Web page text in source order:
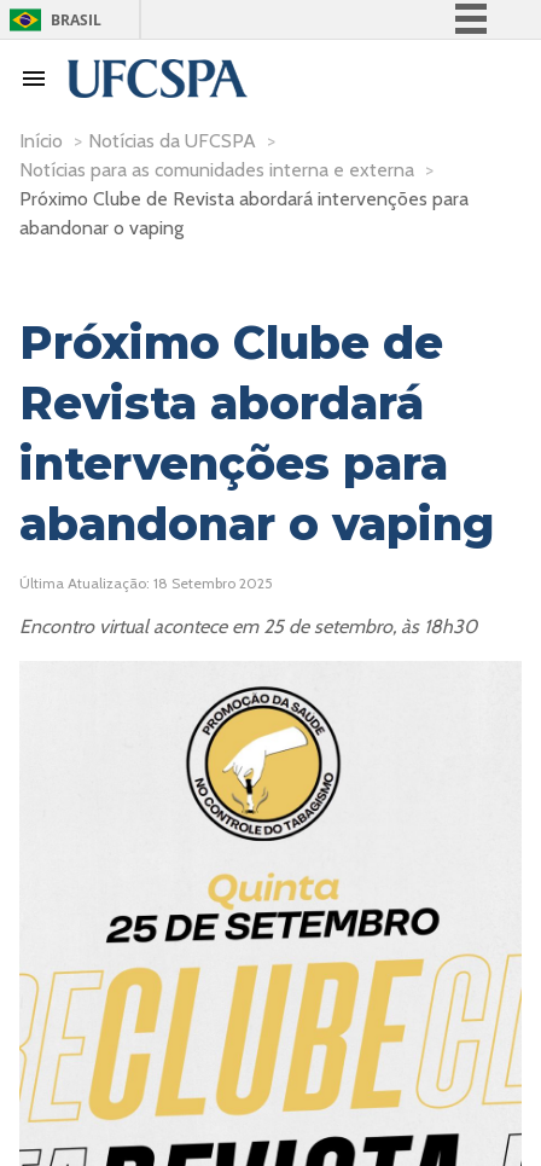
BRASIL
Acesso à informação
Legislação
Início > Notícias da UFCSPA >
Notícias para as comunidades interna e externa >
Próximo Clube de Revista abordará intervenções para
abandonar o vaping
Próximo Clube de
Revista abordará
intervenções para
abandonar o vaping
Última Atualização: 18 Setembro 2025
Encontro virtual acontece em 25 de setembro, às 18h30